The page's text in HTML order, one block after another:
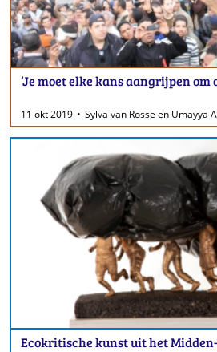
‘Je moet elke kans aangrijpen om
11 okt 2019 Sylva van Rosse en Umayya
Ecokritische kunst uit het